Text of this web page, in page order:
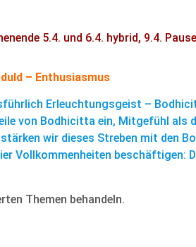
5.4. und 6.4. hybrid, 9.4.
– Enthusiasmus
Erleuchtungsgeist –
von Bodhicitta ein, Mitgefühl als
wir dieses Streben mit den
Vollkommenheiten beschäftigen:
Themen behandeln.